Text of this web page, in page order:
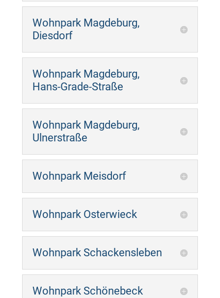
Wohnpark Magdeburg,
Diesdorf
Wohnpark Magdeburg,
Hans-Grade-Straße
Wohnpark Magdeburg,
Ulnerstraße
Wohnpark Meisdorf
Wohnpark Osterwieck
Wohnpark Schackensleben
Wohnpark Schönebeck